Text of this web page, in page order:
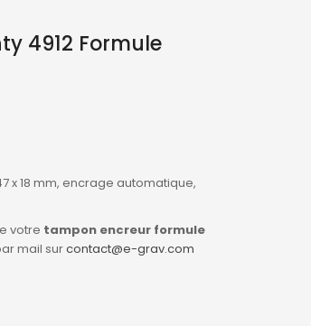
4912 Formule
x 18 mm, encrage automatique,
votre tampon encreur formule
mail surcontact@e-grav.com